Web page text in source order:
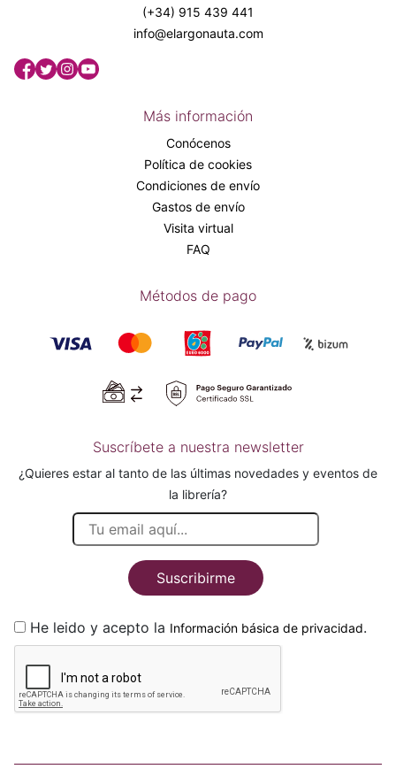
(+34) 915 439 441
info@elargonauta.com
Más información
Conócenos
Política de cookies
Condiciones de envío
Gastos de envío
Visita virtual
FAQ
Métodos de pago
Suscríbete a nuestra newsletter
¿Quieres estar al tanto de las últimas novedades y eventos de
la librería?
Suscribirme
He leido y acepto la Información básica de privacidad.